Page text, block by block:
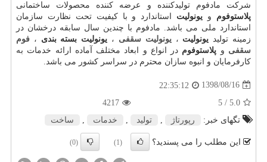
شرکت مادفوم تولیدکننده و عرضه کننده محصولات ساختمانی
پلاستوفوم و یونولیت استاندارد و با کیفیت تحت نظارت سازمان
استاندارد ملی می باشد. مادفوم با چندین سال سابقه درخشان در
زمینه تولید یونولیت ،یونولیت سقفی ، یونولیت بسته بندی ، فوم
سقفی و پلاستوفوم در انواع و ابعاد مختلف آماده ارائه خدمات به
کارفرمایان و انبوه سازان محترم در سراسر کشور می باشد.
1398/08/16
22:35:12
5.0
/ 5
4217
تگهای خبر:
رپورتاژ , تولید , خدمات , ساخت
این مطلب را می پسندید؟ (1)
(0)